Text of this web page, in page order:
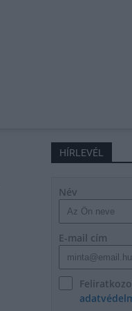
HÍRLEVÉL
Név
E-mail cím